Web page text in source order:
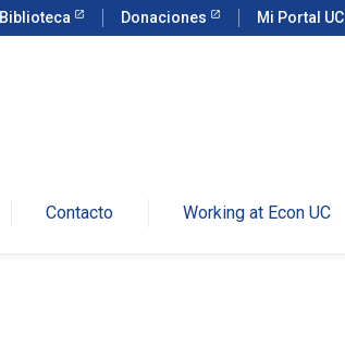
Biblioteca Donaciones Mi Portal UC
Contacto Working at Econ UC